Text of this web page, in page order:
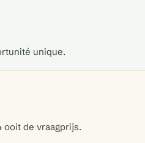
unique.
ooit de vraagprijs.